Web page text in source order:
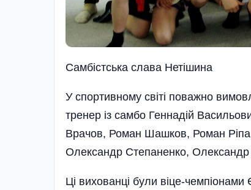
Самбiстська слава Нетiшина
У спортивному світі поважно
тренер із самбо Геннадій
Врачов, Роман Шашков, Роман
Олександр Степаненко, Олександр
Ці вихованці були віце-